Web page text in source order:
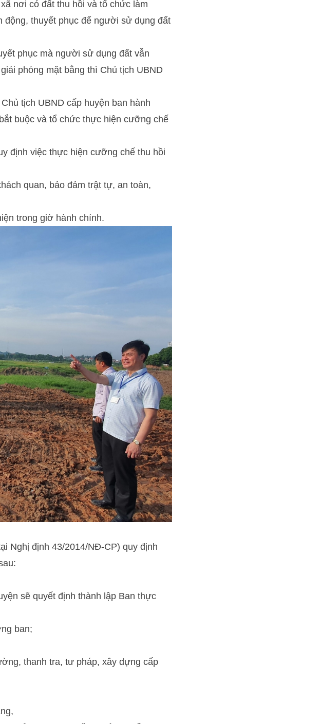
nơi có đất thu hồi và tổ chức làm
động, thuyết phục để người sử dụng đất
phục mà người sử dụng đất vẫn
phóng mặt bằng thì Chủ tịch UBND
tịch UBND cấp huyện ban hành
buộc và tổ chức thực hiện cưỡng chế
định việc thực hiện cưỡng chế thu hồi
quan, bảo đảm trật tự, an toàn,
trong giờ hành chính.
Nghị định 43/2014/NĐ-CP) quy định
sẽ quyết định thành lập Ban thực
ban;
thanh tra, tư pháp, xây dựng cấp